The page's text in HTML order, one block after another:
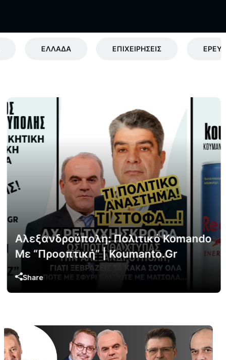
ΕΛΛΑΔΑ ΕΠΙΧΕΙΡΗΣΕΙΣ
Αλεξανδρούπολη: Πολιτικό Komando
Με “Προοπτική” | Koumanto.gr
Share